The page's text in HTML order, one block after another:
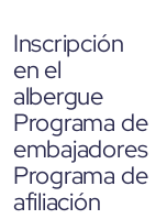
Inscripción
en el
albergue
Programa de
embajadores
Programa de
afiliación